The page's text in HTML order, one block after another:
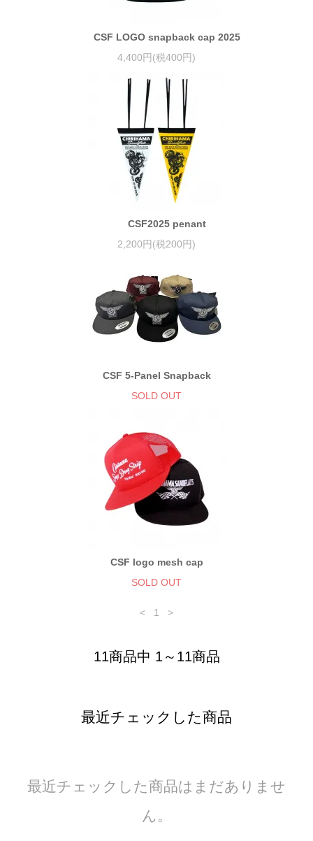
CSF LOGO snapback cap 2025
4,400円(税400円)
CSF2025 penant
2,200円(税200円)
CSF 5-Panel Snapback
SOLD OUT
CSF logo mesh cap
SOLD OUT
< 1 >
11商品中 1～11商品
最近チェックした商品
最近チェックした商品はまだありませ
ん。